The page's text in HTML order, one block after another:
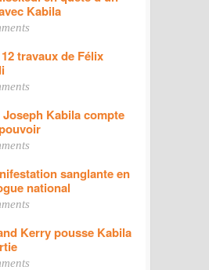
Kabila
travaux de Félix
Kabila compte
sanglante en
national
Kerry pousse Kabila